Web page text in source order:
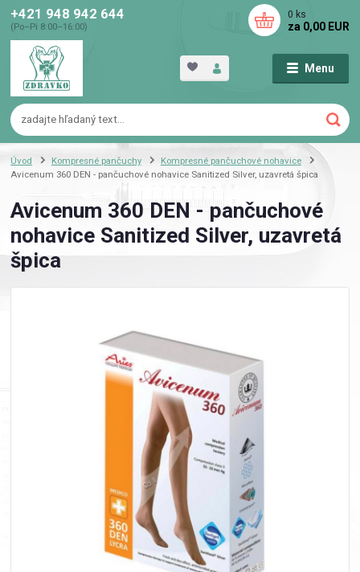
Menu
+421 948 942 644
(Po–Pi 8:00–16:00)
0 ks
za 0,00 EUR
Úvod Kompresné pančuchy
Kompresné pančuchové nohavice
Avicenum 360 DEN - pančuchové nohavice Sanitized Silver, uzavretá špica
Avicenum 360 DEN - pančuchové
nohavice Sanitized Silver, uzavretá
špica